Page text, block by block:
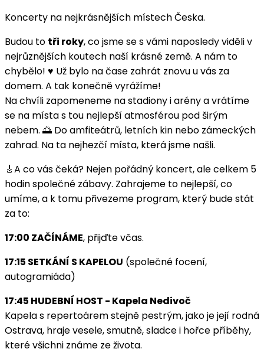
Koncerty na nejkrásnějších místech Česka.
Budou to tři roky, co jsme se s vámi naposledy viděli v
nejrůznějších koutech naší krásné země. A nám to
chybělo! ♥️ Už bylo na čase zahrát znovu u vás za
domem. A tak konečně vyrážíme!
Na chvíli zapomeneme na stadiony i arény a vrátíme
se na místa s tou nejlepší atmosférou pod širým
nebem. 🌅 Do amfiteátrů, letních kin nebo zámeckých
zahrad. Na ta nejhezčí místa, která jsme našli.
🎸A co vás čeká? Nejen pořádný koncert, ale celkem 5
hodin společné zábavy. Zahrajeme to nejlepší, co
umíme, a k tomu přivezeme program, který bude stát
za to:
17:00 ZAČÍNÁME, přijďte včas.
17:15 SETKÁNÍ S KAPELOU (společné focení,
autogramiáda)
17:45 HUDEBNÍ HOST - Kapela Nedivoč
Kapela s repertoárem stejně pestrým, jako je její rodná
Ostrava, hraje vesele, smutně, sladce i hořce příběhy,
které všichni známe ze života.